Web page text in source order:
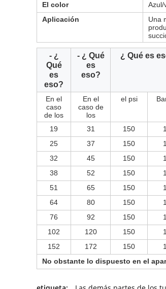
El color
Azul/
Aplicación
Una
- ¿
Qué
es
eso?
- ¿ Qué
es
eso?
¿ Qué es
En el
caso
de los
En el
caso de
los
el psi
19 31 150
25
37 150
32
45 150
38
52 150
51
65 150
64
80 150
76
92 150
102
120 150
152
172 150
No obstante lo dispuesto en el